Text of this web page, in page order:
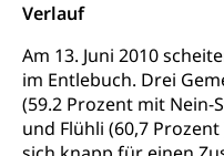
Verlauf
Am 13. Juni 2010
im Entlebuch. Drei
(59.2 Prozent mit Nein-
und Flühli (60,7
Archive und
Bücher, Bundesarchiv,
Zentral- und
Kulturelle
Museen, Theater,